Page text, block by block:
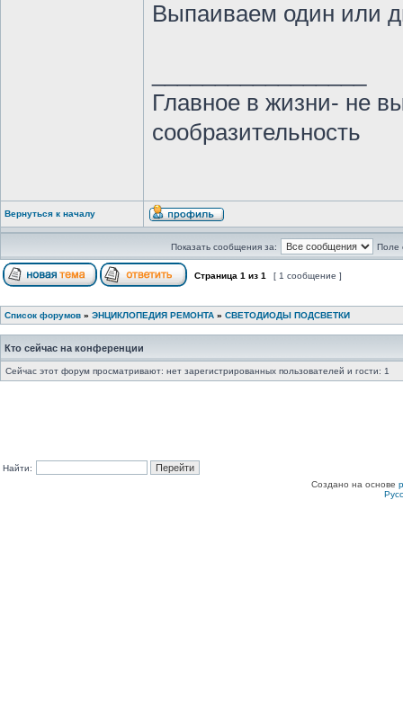
Выпаиваем один или
Главное в жизни- не
сообразительность
Вернуться к началу
Показать сообщения за: Поле
Страница 1 из 1 [ 1 сообщение ]
Список форумов » ЭНЦИКЛОПЕДИЯ РЕМОНТА » СВЕТОДИОДЫ ПОДСВЕТКИ
Кто сейчас на конференции
Сейчас этот форум просматривают: нет зарегистрированных пользователей и гости: 1
Найти:
Создано на основе